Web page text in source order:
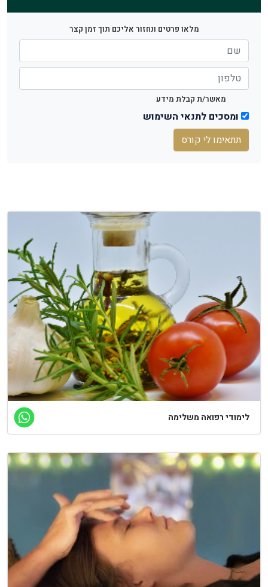
מלאו פרטים ונחזור אליכם תוך זמן קצר
מאשר/ת קבלת מידע
ומסכים לתנאי השימוש
תתאימו לי קורס
לימודי רפואה משלימה